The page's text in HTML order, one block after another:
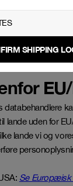
adgang til
om antal
databehandlere
lande uden for
lande vi og
Se Europæisk
SHIPPING